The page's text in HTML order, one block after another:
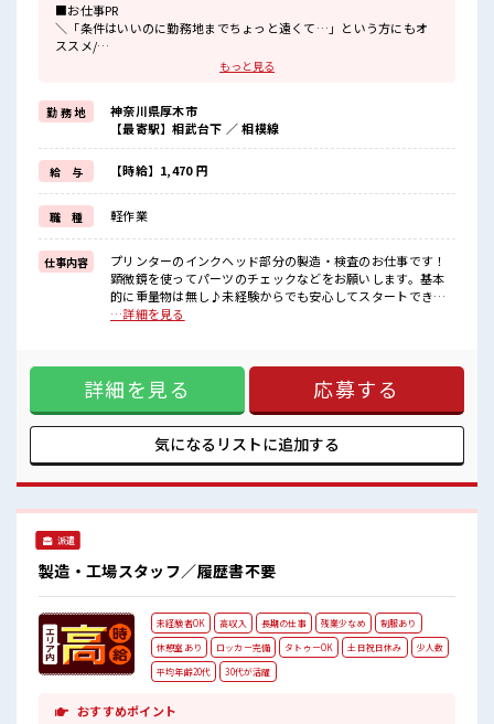
■お仕事PR
＼「条件はいいのに勤務地までちょっと遠くて…」という方にもオ
ススメ/
寮ありのお仕事ならそんな心配はナシ(*^▽^*)
駐車場も完備されているので車の持込もOK！
現地までの赴任交通費も支給します☆
カップルやお友達との就業OK♪
大手企業でプリンターのインクヘッド部分の検査をおまかせ！
重いモノは基本ないので安心♪
空調が完備されているのでこれからの季節もカイテキにお仕事でき
ちゃいます♪
通勤は自転車・バイク・自動車・公共交通機関なんでもOK！
■職場の雰囲気
社員食堂も完備されており1食ナント180円～！
温かくておいしいご飯が食べられます☆
#ryo
もっと見る
勤 務 地
神奈川県厚木市
【最寄駅】相武台下 ／ 相模線
給 与 【時給】1,470 円
職 種 軽作業
仕事内容
プリンターのインクヘッド部分の製造・検査のお仕事です！
顕微鏡を使ってパーツのチェックなどをお願いします。基本
的に重量物は無し♪未経験からでも安心してスタートできま
すよ♪ ※寮アリのお仕事！一人暮らしスタートにもピッタリ
はナシ(*^▽^*) TV・洗濯機・冷蔵庫など暮らしに必要な備品
付きの寮です♪ 駐車場も完備されているので車の持込もOK！
現地までの赴任交通費も支給します☆ カップルやお友達との
就業OK♪ 大手企業でプリンターのインクヘッド部分の検査を
おまかせ！ 重いモノは基本ないので安心♪ 空調が完備されて
いるのでこれからの季節もカイテキにお仕事できちゃいます
OK！ ■職場の雰囲気 社員食堂も完備されており1食ナント
180円～！ 温かくておいしいご飯が食べられます☆ 派手すぎ
…詳細を見る
詳細を見る 応募する
気になるリストに追加する
派遣
製造・工場スタッフ／履歴書不要
未経験者OK 高収入 長期の仕事 残業少なめ
制服あり
休憩室あり
ロッカー完備 タトゥーOK 土日祝日休み
少人数
平均年齢20代
30代が活躍
おすすめポイント